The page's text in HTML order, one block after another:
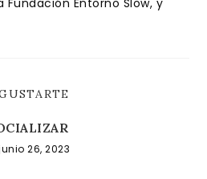
Entorno Slow, y
26, 2023